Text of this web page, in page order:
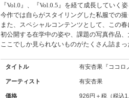
『Vol.0』、『Vol.0.5』を経て成長していく
今作では自らがスタイリングした私服での
また、スペシャルコンテンツとして、この
初公開する在学中の姿や、課題の写真作品
ここでしか見られないものがたくさん詰ま
タイトル 有安杏果『ココロ
アーティスト 有安杏果
価格 926円＋税（税込